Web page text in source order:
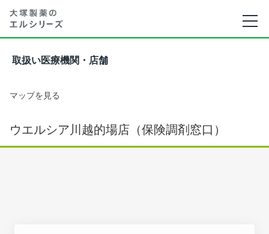
取扱い医療機関・店舗
マップを見る
ウエルシア川越的場店（保険調剤窓口）